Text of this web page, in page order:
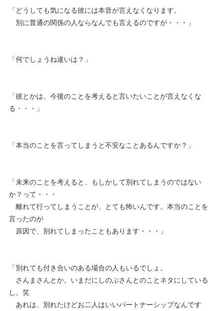
「どうしても気になる彼には本音が言えなくなります。
別に普通の関係の人ならなんでも言えるのですが・・・」
「何でしょうね違いは？」
「彼とかは、今後のことを考えると言いたいことが言えなくな
る・・・」
「本当のことを言ってしまうと不安なことあるんですか？」
「未来のことを考えると、もしかして別れてしまうのではない
か？って・・・
離れて行ってしまうことが、とても怖いんです。本当のことを
言ったのが
原因で、別れてしまったこともあります・・・」
「別れても付き合いのある場合の人もいるでしょ。
さんまさんとか。いまだにしのぶさんとのことネタにしている
し。笑
あれは、別れたけどお二人はいいパートナーシップなんです